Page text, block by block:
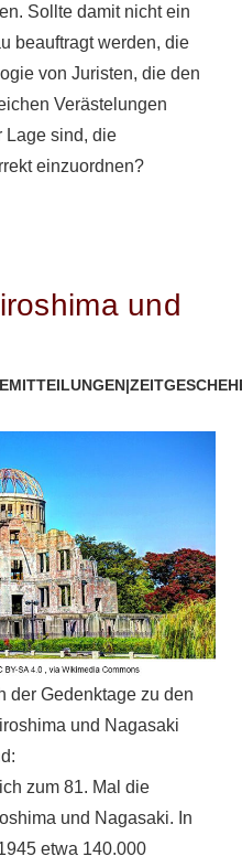
Sollte damit nicht ein
beauftragt werden, die
von Juristen, die den
Verästelungen
Lage sind, die
einzuordnen?
und
|
der Gedenktage zu den
und Nagasaki
zum 81. Mal die
und Nagasaki. In
etwa 140.000